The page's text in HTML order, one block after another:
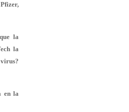
la
la
en la